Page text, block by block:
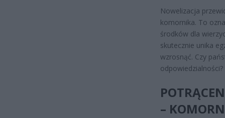
Nowelizacja
komornika. To
środków dla
skutecznie unika
wzrosnąć. Czy
odpowiedzialności?
–